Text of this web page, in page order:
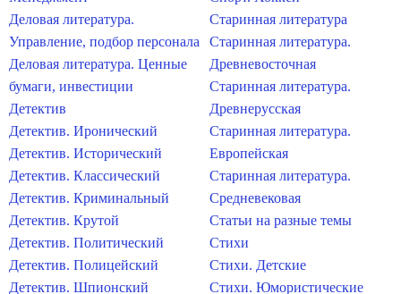
Деловая литература.
Управление, подбор персонала
Деловая литература. Ценные
бумаги, инвестиции
Детектив
Детектив. Иронический
Детектив. Исторический
Детектив. Классический
Детектив. Криминальный
Детектив. Крутой
Детектив. Политический
Детектив. Полицейский
Детектив. Шпионский
Старинная литература
Старинная литература.
Древневосточная
Старинная литература.
Древнерусская
Старинная литература.
Европейская
Старинная литература.
Средневековая
Статьи на разные темы
Стихи
Стихи. Детские
Стихи. Юмористические